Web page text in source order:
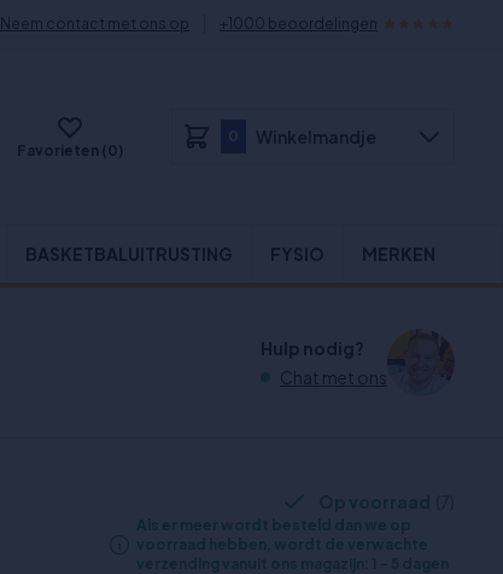
Neem contact met ons op +1000 beoordelingen
Favorieten (0)
Winkelmandje
BASKETBALUITRUSTING FYSIO MERKEN
Hulp nodig?
Chat met ons
Op voorraad
Als er meer wordt besteld dan we op
voorraad hebben, wordt de verwachte
verzending vanuit ons magazijn: 1 - 5 dagen